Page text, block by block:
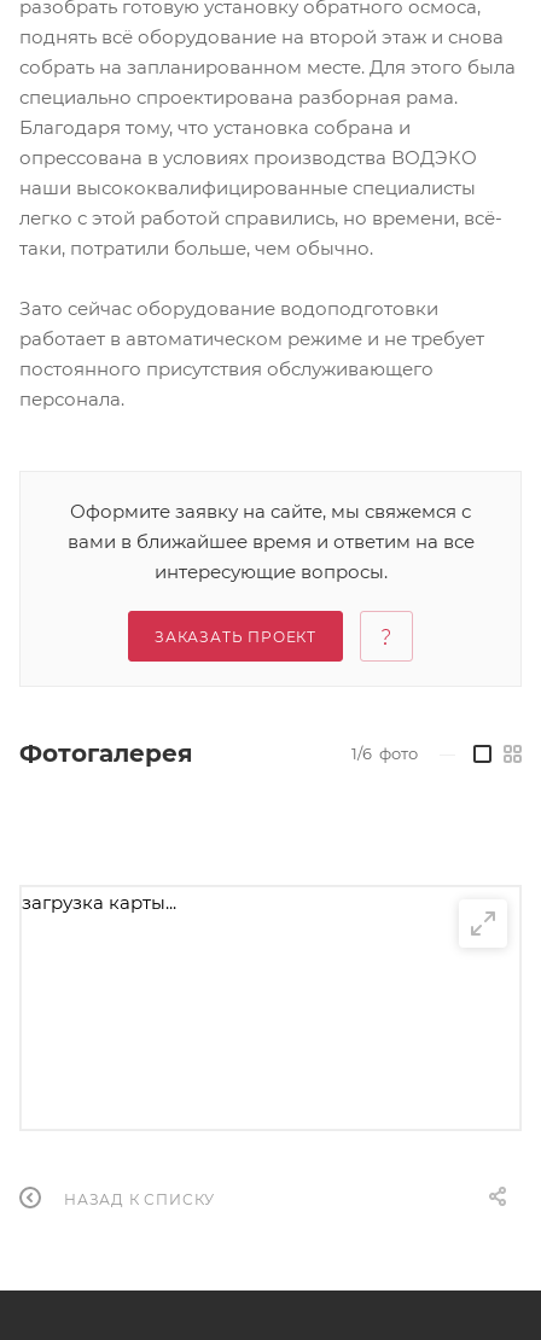
разобрать готовую установку обратного осмоса,
поднять всё оборудование на второй этаж и снова
собрать на запланированном месте. Для этого была
специально спроектирована разборная рама.
Благодаря тому, что установка собрана и
опрессована в условиях производства ВОДЭКО
наши высококвалифицированные специалисты
легко с этой работой справились, но времени, всё-
таки, потратили больше, чем обычно.
Зато сейчас оборудование водоподготовки
работает в автоматическом режиме и не требует
постоянного присутствия обслуживающего
персонала.
Оформите заявку на сайте, мы свяжемся с
вами в ближайшее время и ответим на все
интересующие вопросы.
ЗАКАЗАТЬ ПРОЕКТ
Фотогалерея 1/6 фото
загрузка карты...
НАЗАД К СПИСКУ